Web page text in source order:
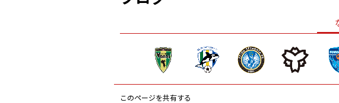
このページを共有する